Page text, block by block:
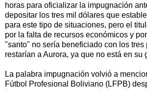
horas para oficializar la impugnación
depositar los tres mil dólares que
para este tipo de situaciones, pero el
por la falta de recursos económicos y
"santo" no sería beneficiado con los tres
restarían a Aurora, ya que no está en su
La palabra impugnación volvió a
Fútbol Profesional Boliviano (LFPB)